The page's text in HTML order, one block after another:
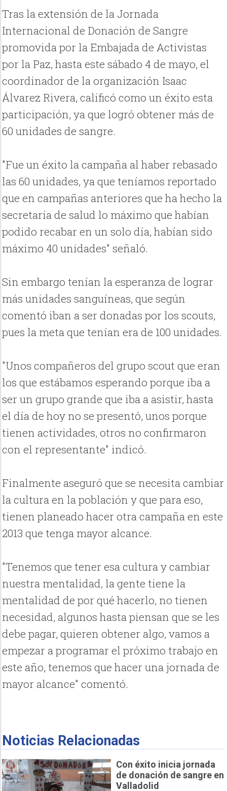
Tras la extensión de la Jornada
Internacional de Donación de Sangre
promovida por la Embajada de Activistas
por la Paz, hasta este sábado 4 de mayo, el
coordinador de la organización Isaac
Álvarez Rivera, calificó como un éxito esta
participación, ya que logró obtener más de
60 unidades de sangre.
"Fue un éxito la campaña al haber rebasado
las 60 unidades, ya que teníamos reportado
que en campañas anteriores que ha hecho la
secretaría de salud lo máximo que habían
podido recabar en un solo día, habían sido
máximo 40 unidades" señaló.
Sin embargo tenían la esperanza de lograr
más unidades sanguíneas, que según
comentó iban a ser donadas por los scouts,
pues la meta que tenían era de 100 unidades.
"Unos compañeros del grupo scout que eran
los que estábamos esperando porque iba a
ser un grupo grande que iba a asistir, hasta
el día de hoy no se presentó, unos porque
tienen actividades, otros no confirmaron
con el representante" indicó.
Finalmente aseguró que se necesita cambiar
la cultura en la población y que para eso,
tienen planeado hacer otra campaña en este
2013 que tenga mayor alcance.
"Tenemos que tener esa cultura y cambiar
nuestra mentalidad, la gente tiene la
mentalidad de por qué hacerlo, no tienen
necesidad, algunos hasta piensan que se les
debe pagar, quieren obtener algo, vamos a
empezar a programar el próximo trabajo en
este año, tenemos que hacer una jornada de
mayor alcance" comentó.
Noticias Relacionadas
Con éxito inicia jornada
de donación de sangre en
Valladolid